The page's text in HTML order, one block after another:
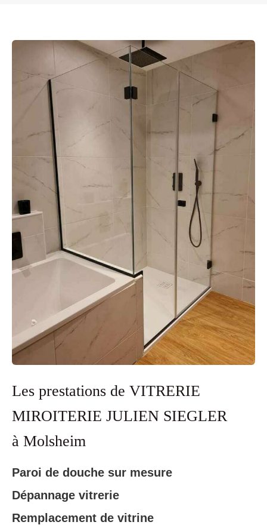
Les prestations de VITRERIE
MIROITERIE JULIEN SIEGLER
à Molsheim
Paroi de douche sur mesure
Dépannage vitrerie
Remplacement de vitrine